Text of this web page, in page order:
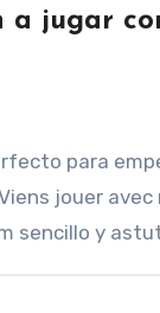
a jugar
para
jouer avec
sencillo y